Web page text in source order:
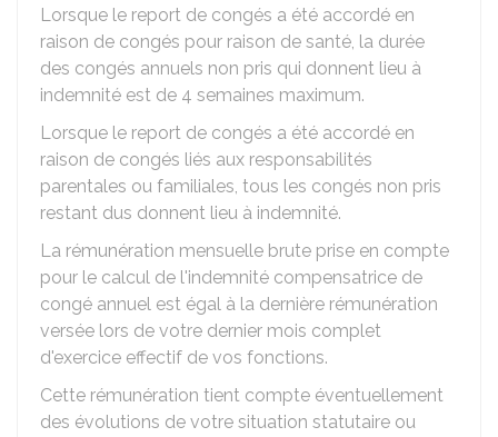
Lorsque le report de congés a été accordé en
raison de congés pour raison de santé, la durée
des congés annuels non pris qui donnent lieu à
indemnité est de 4 semaines maximum.
Lorsque le report de congés a été accordé en
raison de congés liés aux responsabilités
parentales ou familiales, tous les congés non pris
restant dus donnent lieu à indemnité.
La rémunération mensuelle brute prise en compte
pour le calcul de l'indemnité compensatrice de
congé annuel est égal à la dernière rémunération
versée lors de votre dernier mois complet
d'exercice effectif de vos fonctions.
Cette rémunération tient compte éventuellement
des évolutions de votre situation statutaire ou